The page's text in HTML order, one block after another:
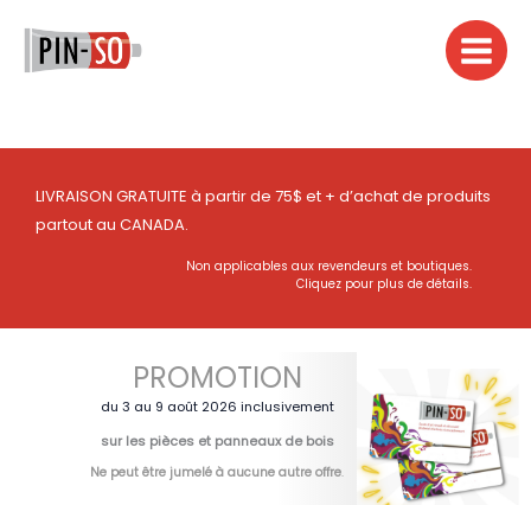
contenu
LIVRAISON GRATUITE à partir de 75$ et + d’achat de produits
partout au CANADA.
Non applicables aux revendeurs et boutiques.
Cliquez pour plus de détails.
PROMOTION
du 3 au 9 août 2026 inclusivement
sur les pièces et panneaux de bois
Ne peut être jumelé à aucune autre offre.